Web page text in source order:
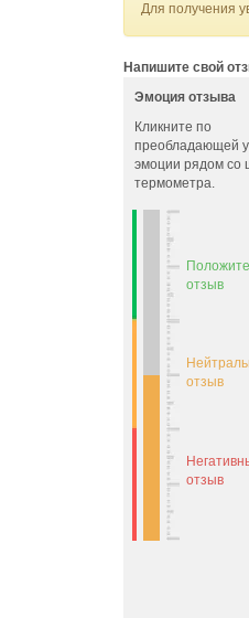
Для получения
Напишите свой
Эмоция отзыва
Кликните по
преобладающей
эмоции рядом со
термометра.
отзыв
отзыв
отзыв